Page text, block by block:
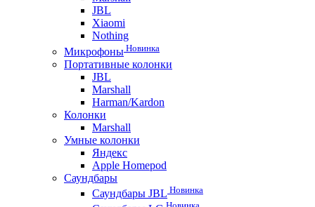
JBL
Xiaomi
Nothing
Микрофоны Новинка
Портативные колонки
JBL
Marshall
Harman/Kardon
Колонки
Marshall
Умные колонки
Яндекс
Apple Homepod
Саундбары
Саундбары JBL Новинка